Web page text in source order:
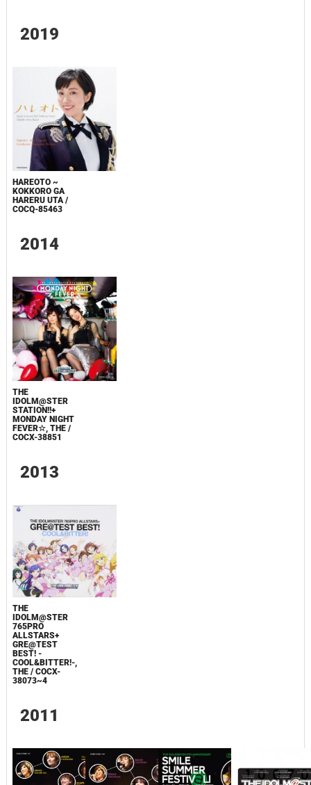
2019
HAREOTO ~
KOKKORO GA
HARERU UTA /
COCQ-85463
2014
THE
IDOLM@STER
STATION!!+
MONDAY NIGHT
FEVER☆, THE /
COCX-38851
2013
THE
IDOLM@STER
765PRO
ALLSTARS+
GRE@TEST
BEST! -
COOL&BITTER!-,
THE / COCX-
38073~4
2011